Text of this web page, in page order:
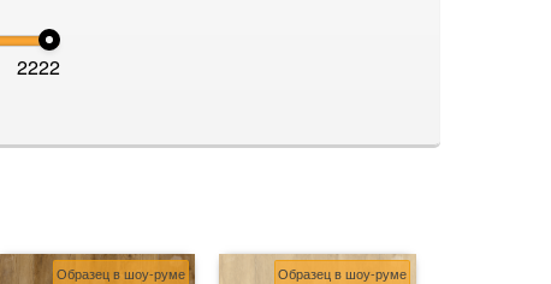
2222
Образец в шоу-руме Образец в шоу-руме